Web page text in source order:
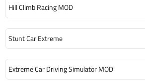
Hill Climb Racing MOD
Stunt Car Extreme
Extreme Car Driving Simulator MOD